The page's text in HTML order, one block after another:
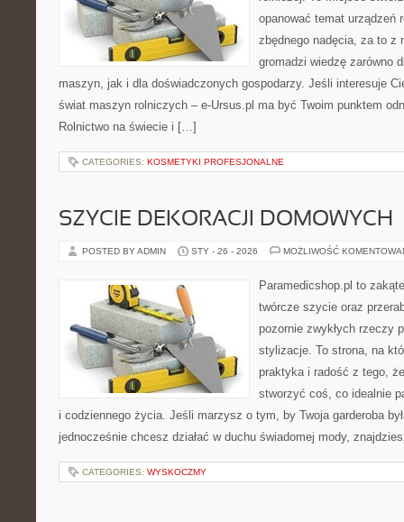
opanować temat urządzeń
zbędnego nadęcia, za to z
gromadzi wiedzę zarówno
maszyn, jak i dla doświadczonych gospodarzy. Jeśli interesuje
świat maszyn rolniczych – e-Ursus.pl ma być Twoim punktem
Rolnictwo na świecie i […]
CATEGORIES: KOSMETYKI PROFESJONALNE
SZYCIE DEKORACJI DOMOWYCH
POSTED BY ADMIN STY - 26 - 2026 MOŻLIWOŚĆ
Paramedicshop.pl to
twórcze szycie oraz
pozornie zwykłych rzeczy
stylizacje. To strona, na
praktyka i radość z tego,
stworzyć coś, co idealnie
i codziennego życia. Jeśli marzysz o tym, by Twoja garderoba
jednocześnie chcesz działać w duchu świadomej mody,
CATEGORIES: WYSKOCZMY